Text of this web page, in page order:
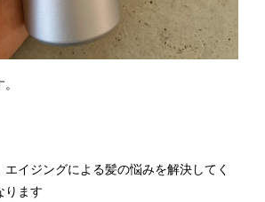
イジングによる髪の悩みを解決してく
ります